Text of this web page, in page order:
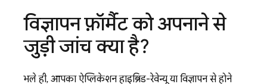
विज्ञापन फ़ॉर्मैट को अपनाने से
जुड़ी जांच क्या है?
भले ही, आपका ऐप्लिकेशन हाइब्रिड-रेवेन्यू या विज्ञापन से होने